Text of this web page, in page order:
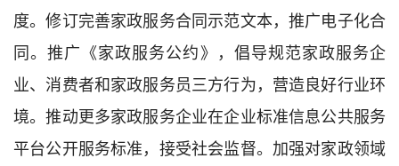
度。修订完善家政服务合同示范文本，推广电子化合
同。推广《家政服务公约》，倡导规范家政服务企
业、消费者和家政服务员三方行为，营造良好行业环
境。推动更多家政服务企业在企业标准信息公共服务
平台公开服务标准，接受社会监督。加强对家政领域